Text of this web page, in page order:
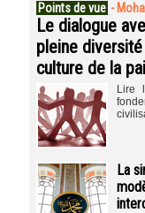
Points de vue -
Le dialogue
pleine
culture de la
Lire
La